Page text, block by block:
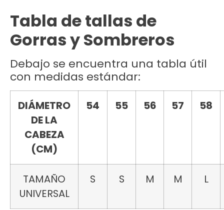
Tabla de tallas de
Gorras y Sombreros
Debajo se encuentra una tabla útil
con medidas estándar:
DIÁMETRO
DE LA
CABEZA
(CM)
54 55 56 57 58
TAMAÑO
UNIVERSAL
S S M M L